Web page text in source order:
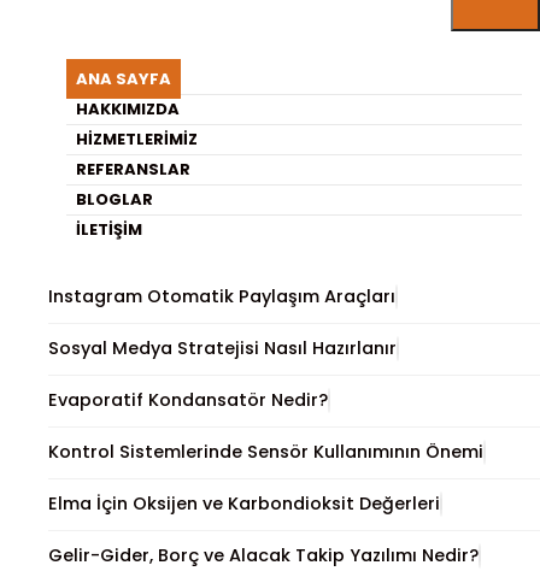
ANA SAYFA
HAKKIMIZDA
HIZMETLERIMIZ
REFERANSLAR
BLOGLAR
İLETIŞIM
Gömülü Sistem Tasarımı Nasıl
Yapılır Adım Adım
En Son Yayınlananlar
Gömülü Sistemlerde Sensör Kullanımı ve Önemi
Instagram Otomatik Paylaşım Araçları
Sosyal Medya Stratejisi Nasıl Hazırlanır
Evaporatif Kondansatör Nedir?
Kontrol Sistemlerinde Sensör Kullanımının Önemi
Elma İçin Oksijen ve Karbondioksit Değerleri
Gelir-Gider, Borç ve Alacak Takip Yazılımı Nedir?